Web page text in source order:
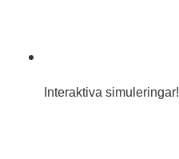
Interaktiva simuleringar!